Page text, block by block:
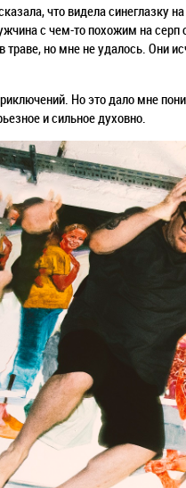
что видела синеглазку
с чем-то похожим на серп
траве, но мне не удалось. Они
Но это дало мне
и сильное духовно.